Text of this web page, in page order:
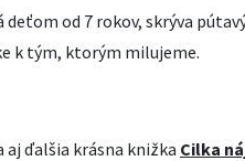
deťom od 7 rokov, skrýva
k tým, ktorým milujeme.
aj ďalšia krásna knižka Cilka